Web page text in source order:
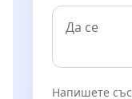
Напишете